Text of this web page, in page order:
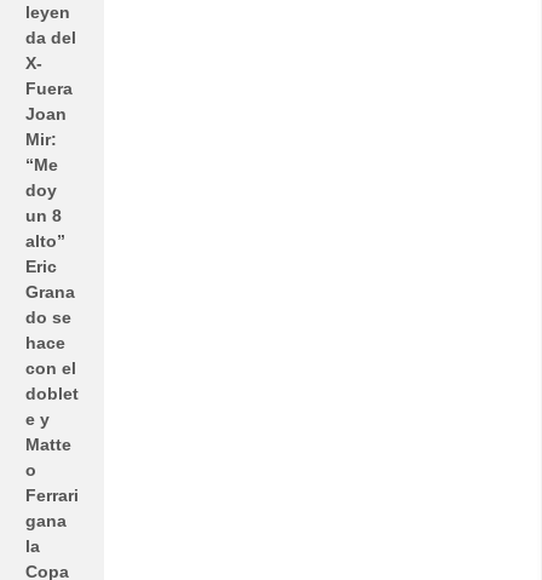
leyen
da del
X-
Fuera
Joan
Mir:
“Me
doy
un 8
alto”
Eric
Grana
do se
hace
con el
doblet
e y
Matte
o
Ferrari
gana
la
Copa